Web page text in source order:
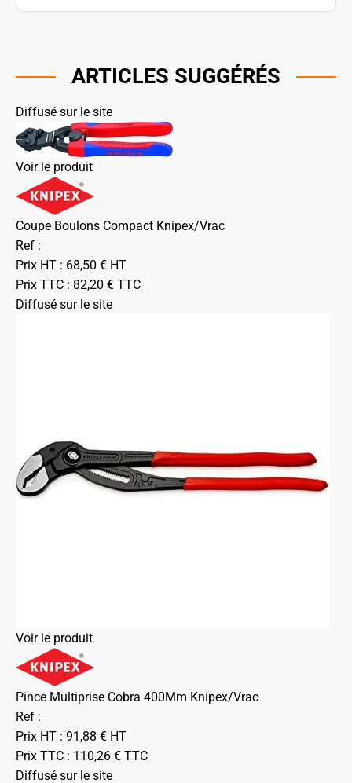
ARTICLES SUGGÉRÉS
Diffusé sur le site
Voir le produit
Coupe Boulons Compact Knipex/Vrac
Ref :
Prix HT : 68,50 € HT
Prix TTC : 82,20 € TTC
Diffusé sur le site
Voir le produit
Pince Multiprise Cobra 400Mm Knipex/Vrac
Ref :
Prix HT : 91,88 € HT
Prix TTC : 110,26 € TTC
Diffusé sur le site